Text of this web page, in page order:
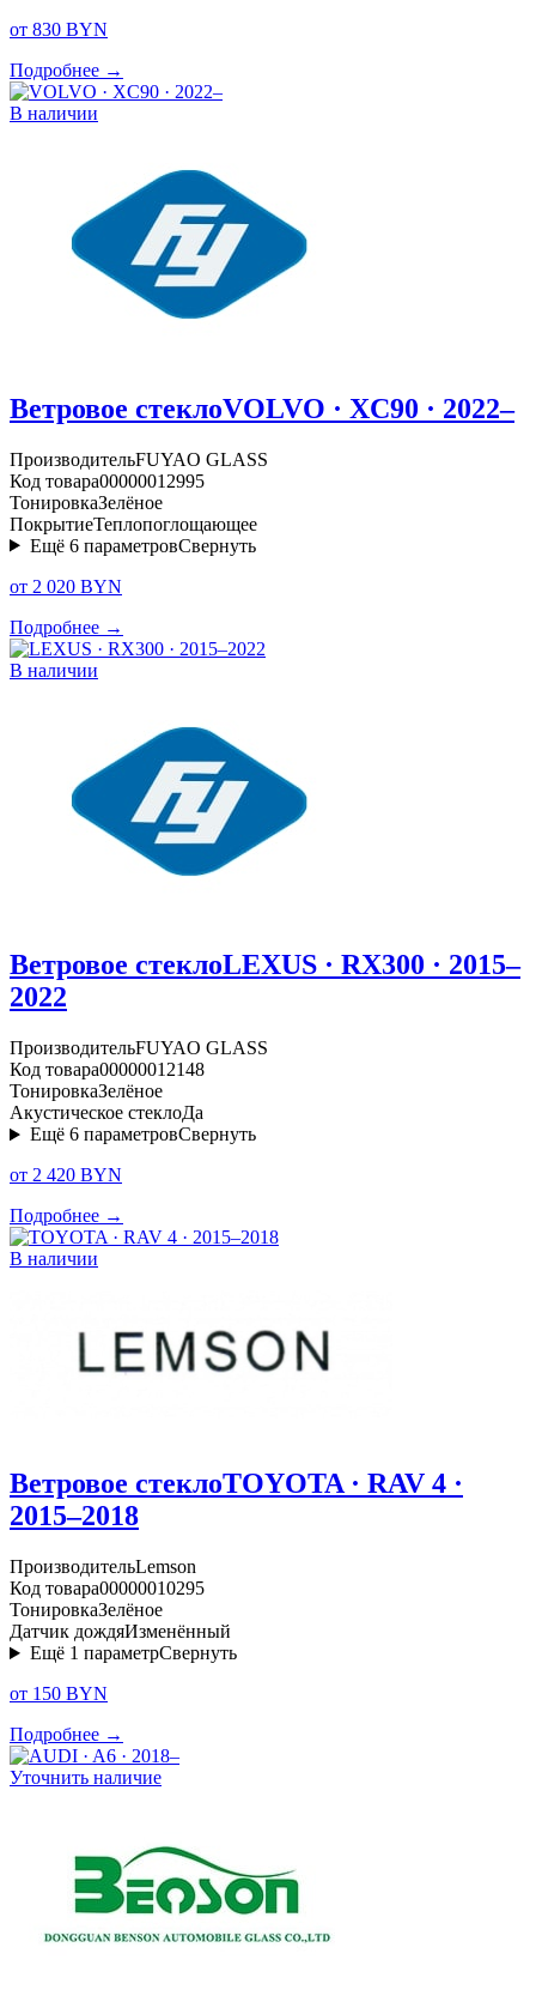
от 830 BYN
Подробнее →
В наличии
Ветровое стеклоVOLVO · XC90 · 2022–
ПроизводительFUYAO GLASS
Код товара00000012995
ТонировкаЗелёное
ПокрытиеТеплопоглощающее
Ещё 6 параметровСвернуть
от 2 020 BYN
Подробнее →
В наличии
Ветровое стеклоLEXUS · RX300 · 2015–
2022
ПроизводительFUYAO GLASS
Код товара00000012148
ТонировкаЗелёное
Акустическое стеклоДа
Ещё 6 параметровСвернуть
от 2 420 BYN
Подробнее →
В наличии
Ветровое стеклоTOYOTA · RAV 4 ·
2015–2018
ПроизводительLemson
Код товара00000010295
ТонировкаЗелёное
Датчик дождяИзменённый
Ещё 1 параметрСвернуть
от 150 BYN
Подробнее →
Уточнить наличие